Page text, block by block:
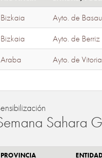
Bizkaia Ayto. de
Bizkaia
Ayto. de Berriz
Araba
Ayto. de
Sahara
PROVINCIA